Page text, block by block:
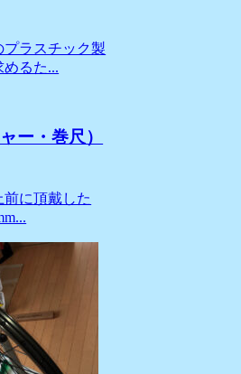
ラスチック製
るた...
ー・巻尺）
に頂戴した